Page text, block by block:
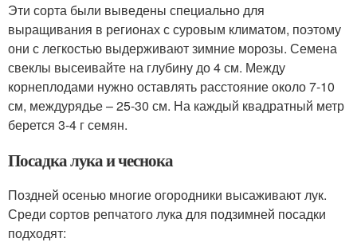
Эти сорта были выведены специально для
выращивания в регионах с суровым климатом, поэтому
они с легкостью выдерживают зимние морозы. Семена
свеклы высеивайте на глубину до 4 см. Между
корнеплодами нужно оставлять расстояние около 7-10
см, междурядье – 25-30 см. На каждый квадратный метр
берется 3-4 г семян.
Посадка лука и чеснока
Поздней осенью многие огородники высаживают лук.
Среди сортов репчатого лука для подзимней посадки
подходят: